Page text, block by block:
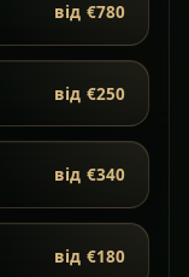
від €780
від €250
від €340
від €180